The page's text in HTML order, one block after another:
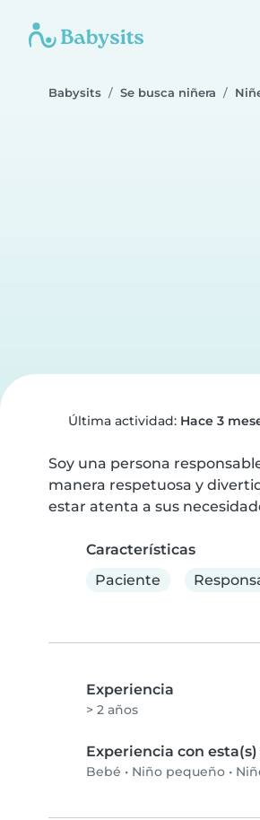
Babysits Se busca niñera
Última actividad: Hace 3
Soy una persona
manera respetuosa y
estar atenta a sus
Características
Paciente
Experiencia
> 2 años
Experiencia con
Bebé • Niño pequeño •